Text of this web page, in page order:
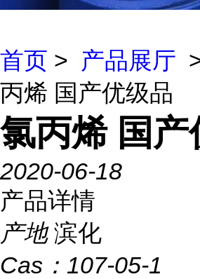
首页 > 产品展厅
丙烯 国产优级品
氯丙烯 国产
2020-06-18
产品详情
产地 滨化
Cas： 107-05-1